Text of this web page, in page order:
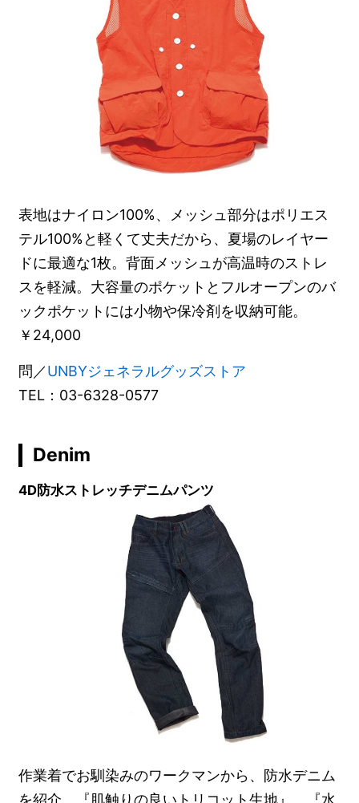
表地はナイロン100%、メッシュ部分はポリエス
テル100%と軽くて丈夫だから、夏場のレイヤー
ドに最適な1枚。背面メッシュが高温時のストレ
スを軽減。大容量のポケットとフルオープンのバ
ックポケットには小物や保冷剤を収納可能。
￥24,000
問／UNBYジェネラルグッズストア
TEL：03-6328-0577
Denim
4D防水ストレッチデニムパンツ
作業着でお馴染みのワークマンから、防水デニム
を紹介。『肌触りの良いトリコット生地』、『水